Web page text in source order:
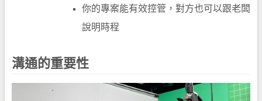
你的專案能有效控管，對方也可以跟老闆
說明時程
溝通的重要性